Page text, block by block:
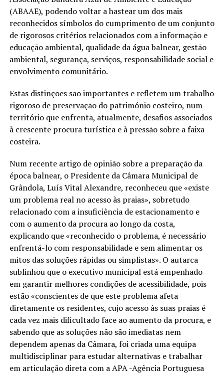
(ABAAE), podendo voltar a hastear um dos mais
reconhecidos símbolos do cumprimento de um conjunto
de rigorosos critérios relacionados com a informação e
educação ambiental, qualidade da água balnear, gestão
ambiental, segurança, serviços, responsabilidade social e
envolvimento comunitário.
Estas distinções são importantes e refletem um trabalho
rigoroso de preservação do património costeiro, num
território que enfrenta, atualmente, desafios associados
à crescente procura turística e à pressão sobre a faixa
costeira.
Num recente artigo de opinião sobre a preparação da
época balnear, o Presidente da Câmara Municipal de
Grândola, Luís Vital Alexandre, reconheceu que «existe
um problema real no acesso às praias», sobretudo
relacionado com a insuficiência de estacionamento e
com o aumento da procura ao longo da costa,
explicando que «reconhecido o problema, é necessário
enfrentá-lo com responsabilidade e sem alimentar os
mitos das soluções rápidas ou simplistas». O autarca
sublinhou que o executivo municipal está empenhado
em garantir melhores condições de acessibilidade, pois
estão «conscientes de que este problema afeta
diretamente os residentes, cujo acesso às suas praias é
cada vez mais dificultado face ao aumento da procura, e
sabendo que as soluções não são imediatas nem
dependem apenas da Câmara, foi criada uma equipa
multidisciplinar para estudar alternativas e trabalhar
em articulação direta com a APA -Agência Portuguesa